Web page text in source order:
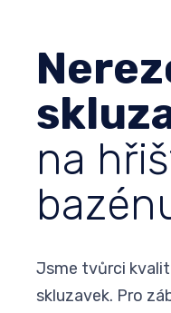
na
Jsme tvůrci
skluzavek. Pro